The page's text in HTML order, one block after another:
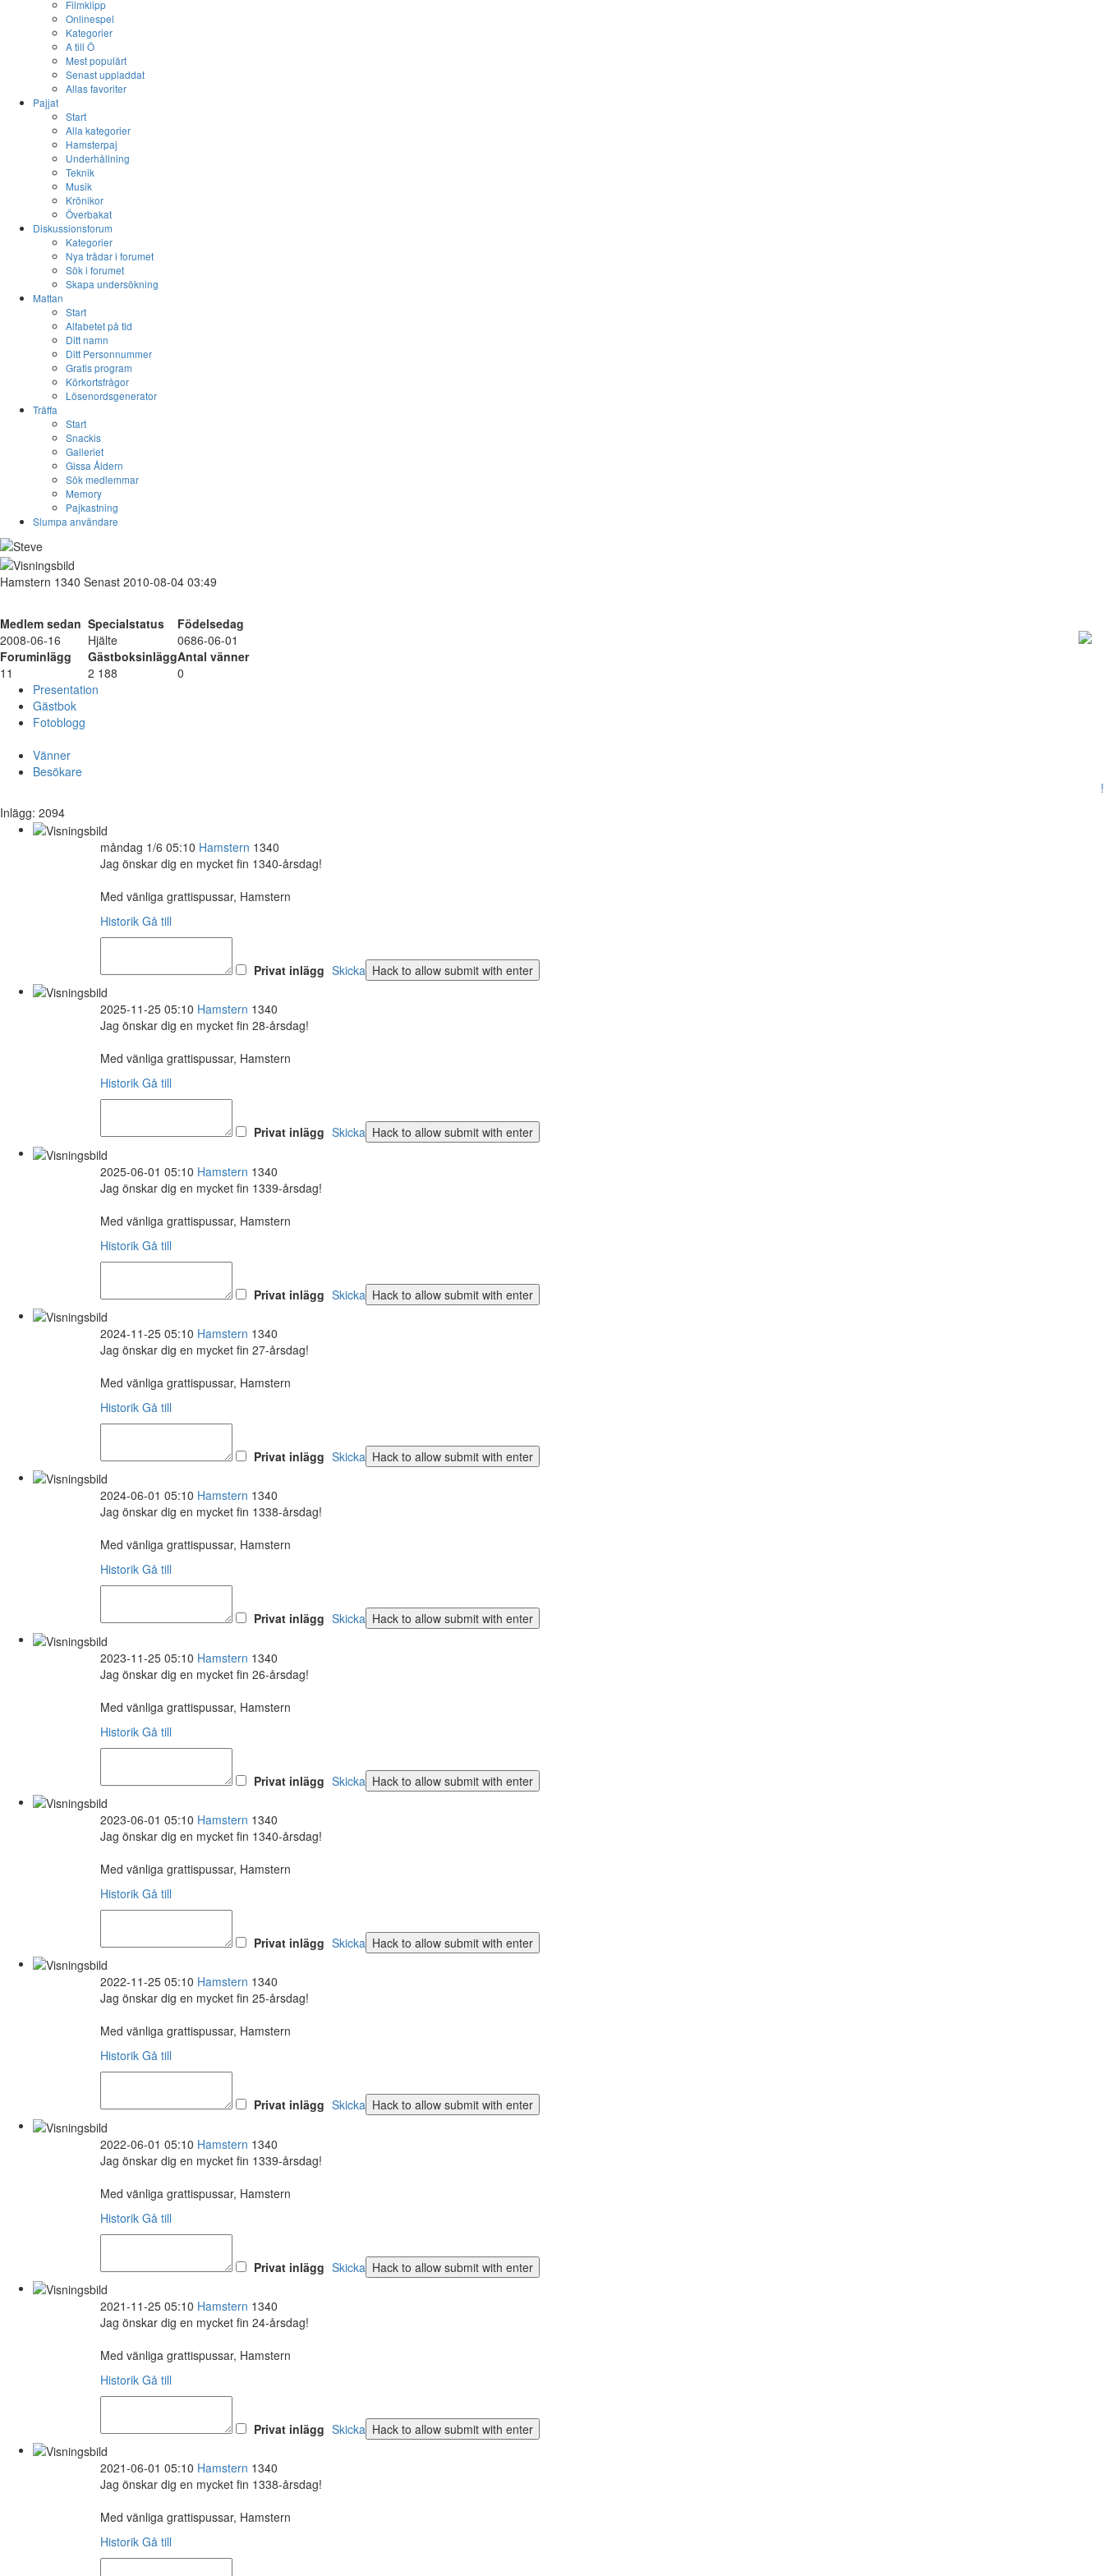
Filmklipp
Onlinespel
Kategorier
A till Ö
Mest populärt
Senast uppladdat
Allas favoriter
Pajjat
Start
Alla kategorier
Hamsterpaj
Underhållning
Teknik
Musik
Krönikor
Överbakat
Diskussionsforum
Kategorier
Nya trådar i forumet
Sök i forumet
Skapa undersökning
Mattan
Start
Alfabetet på tid
Ditt namn
Ditt Personnummer
Gratis program
Körkortsfrågor
Lösenordsgenerator
Träffa
Start
Snackis
Galleriet
Gissa Åldern
Sök medlemmar
Memory
Pajkastning
Slumpa användare
Hamstern 1340 Senast 2010-08-04 03:49
Medlem sedan Specialstatus
Födelsedag
2008-06-16
Hjälte
0686-06-01
Foruminlägg
GästboksinläggAntal vänner
11
2 188
0
Presentation
Gästbok
Fotoblogg
Vänner
Besökare
!
Inlägg: 2094
måndag 1/6 05:10 Hamstern 1340
Jag önskar dig en mycket fin 1340-årsdag!
Med vänliga grattispussar, Hamstern
Historik Gå till
Privat inlägg Skicka
2025-11-25 05:10 Hamstern 1340
Jag önskar dig en mycket fin 28-årsdag!
Med vänliga grattispussar, Hamstern
Historik Gå till
Privat inlägg Skicka
2025-06-01 05:10 Hamstern 1340
Jag önskar dig en mycket fin 1339-årsdag!
Med vänliga grattispussar, Hamstern
Historik Gå till
Privat inlägg Skicka
2024-11-25 05:10 Hamstern 1340
Jag önskar dig en mycket fin 27-årsdag!
Med vänliga grattispussar, Hamstern
Historik Gå till
Privat inlägg Skicka
2024-06-01 05:10 Hamstern 1340
Jag önskar dig en mycket fin 1338-årsdag!
Med vänliga grattispussar, Hamstern
Historik Gå till
Privat inlägg Skicka
2023-11-25 05:10 Hamstern 1340
Jag önskar dig en mycket fin 26-årsdag!
Med vänliga grattispussar, Hamstern
Historik Gå till
Privat inlägg Skicka
2023-06-01 05:10 Hamstern 1340
Jag önskar dig en mycket fin 1340-årsdag!
Med vänliga grattispussar, Hamstern
Historik Gå till
Privat inlägg Skicka
2022-11-25 05:10 Hamstern 1340
Jag önskar dig en mycket fin 25-årsdag!
Med vänliga grattispussar, Hamstern
Historik Gå till
Privat inlägg Skicka
2022-06-01 05:10 Hamstern 1340
Jag önskar dig en mycket fin 1339-årsdag!
Med vänliga grattispussar, Hamstern
Historik Gå till
Privat inlägg Skicka
2021-11-25 05:10 Hamstern 1340
Jag önskar dig en mycket fin 24-årsdag!
Med vänliga grattispussar, Hamstern
Historik Gå till
Privat inlägg Skicka
2021-06-01 05:10 Hamstern 1340
Jag önskar dig en mycket fin 1338-årsdag!
Med vänliga grattispussar, Hamstern
Historik Gå till